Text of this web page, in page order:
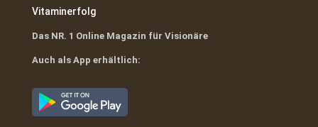
Vitaminerfolg
Das NR. 1 Online Magazin für Visionäre
Auch als App erhältlich: